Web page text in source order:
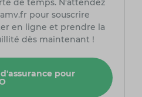
de temps. N'attendez
pour souscrire
en ligne et prendre la
dès maintenant !
pour